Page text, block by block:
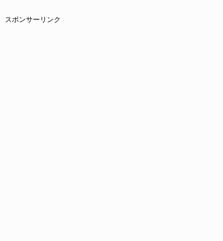
スポンサーリンク